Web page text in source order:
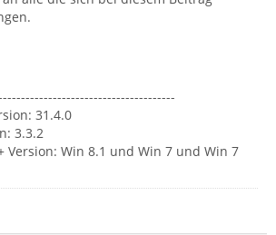
31.4.0
3.3.2
Version: Win 8.1 und Win 7 und Win 7